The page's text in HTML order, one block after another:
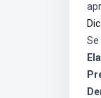
Se